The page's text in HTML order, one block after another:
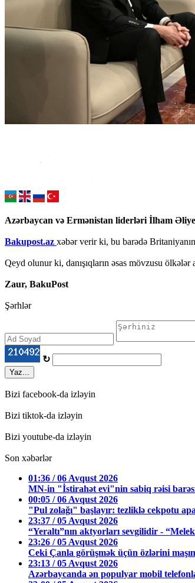
Azərbaycan və Ermənistan liderləri İlham
Bakupost.az xəbər verir ki, bu barədə
Qeyd olunur ki, danışıqların əsas mövzusu
Zaur, BakuPost
Şərhlər
↻
Yaz...
Bizi facebook-da izləyin
Bizi tiktok-da izləyin
Bizi youtube-da izləyin
Son xəbərlər
01:36 / 06 Avqust 2026
MN-in "İstirahət evi"nin sabiq rəisi
00:05 / 06 Avqust 2026
"Pul zolağı" başlayır: tezliklə cekpotu
23:37 / 05 Avqust 2026
“Yeraltı”nın aktyorları sevgilidir -
23:26 / 05 Avqust 2026
Ceki Çanla görüşmək üçün özlərini
23:13 / 05 Avqust 2026
Azərbaycanda ən populyar mobil